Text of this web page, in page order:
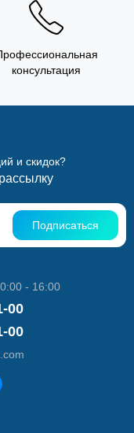
консультация
и скидок?
Подписаться
- 16:00
00
00